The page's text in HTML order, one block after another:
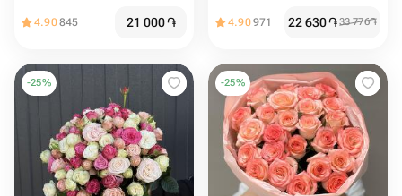
4.90845 21 000֏ 4.90971 22 630֏33 776֏
-25% -25%